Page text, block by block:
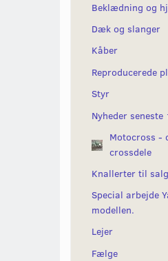
Beklædning og
Dæk og slanger
Kåber
Reproducerede
Styr
Nyheder
Motocross -
crossdele
Knallerter til salg
Special arbejde
modellen.
Lejer
Fælge